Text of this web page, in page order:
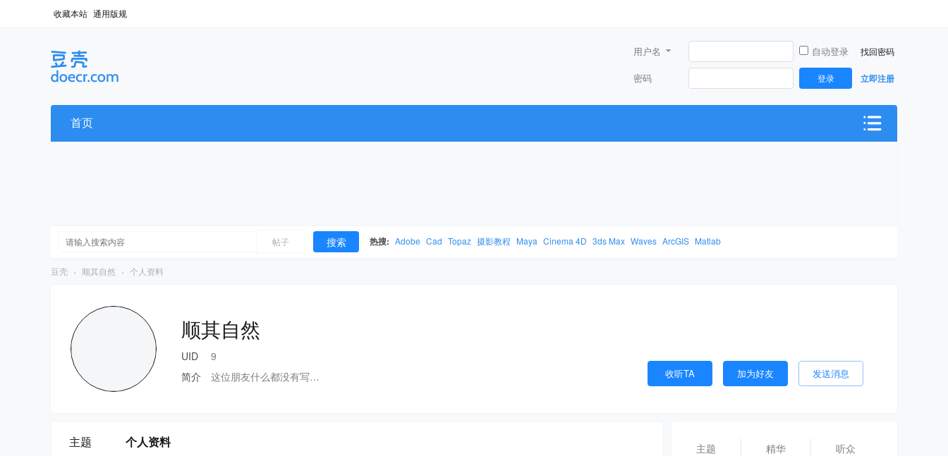
收藏本站 通用版规
用户名 自动登录 找回密码
密码 登录 立即注册
首页
帖子 搜索 热搜: Adobe Cad Topaz 摄影教程 Maya Cinema 4D 3ds Max Waves ArcGIS Matlab
豆壳 › 顺其自然 › 个人资料
顺其自然
UID
9
简介
这位朋友什么都没有写… 收听TA 加为好友 发送消息
主题 个人资料 主题 精华 听众